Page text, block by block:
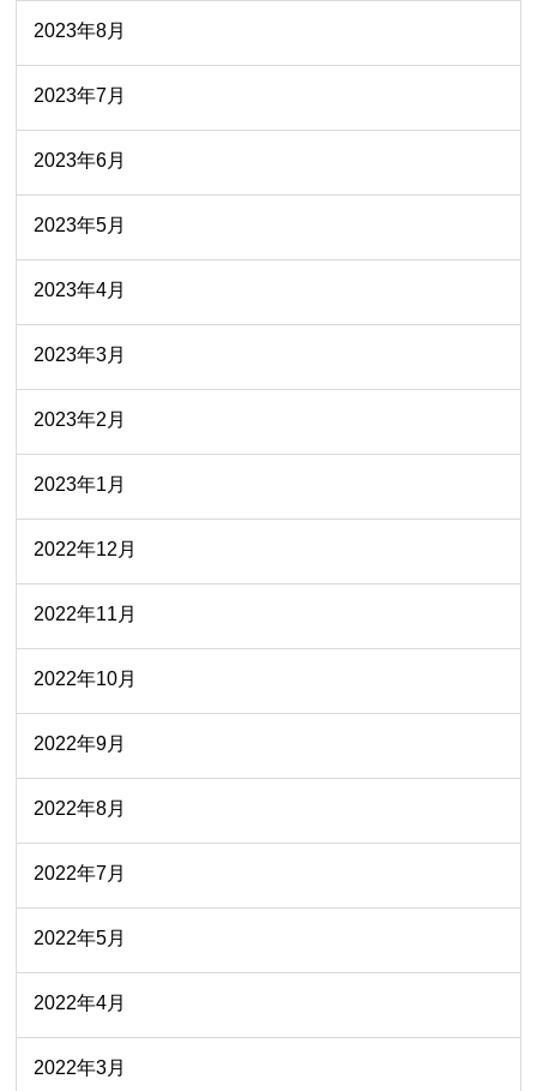
2023年8月
2023年7月
2023年6月
2023年5月
2023年4月
2023年3月
2023年2月
2023年1月
2022年12月
2022年11月
2022年10月
2022年9月
2022年8月
2022年7月
2022年5月
2022年4月
2022年3月